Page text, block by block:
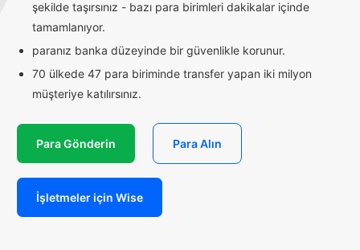
şekilde taşırsınız - bazı para birimleri dakikalar içinde
tamamlanıyor.
paranız banka düzeyinde bir güvenlikle korunur.
70 ülkede 47 para biriminde transfer yapan iki milyon
müşteriye katılırsınız.
Para Gönderin Para Alın
İşletmeler için Wise